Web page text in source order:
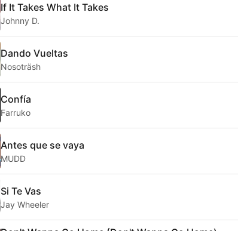
If It Takes What It Takes
Johnny D.
Dando Vueltas
Nosoträsh
Confía
Farruko
Antes que se vaya
MUDD
Si Te Vas
Jay Wheeler